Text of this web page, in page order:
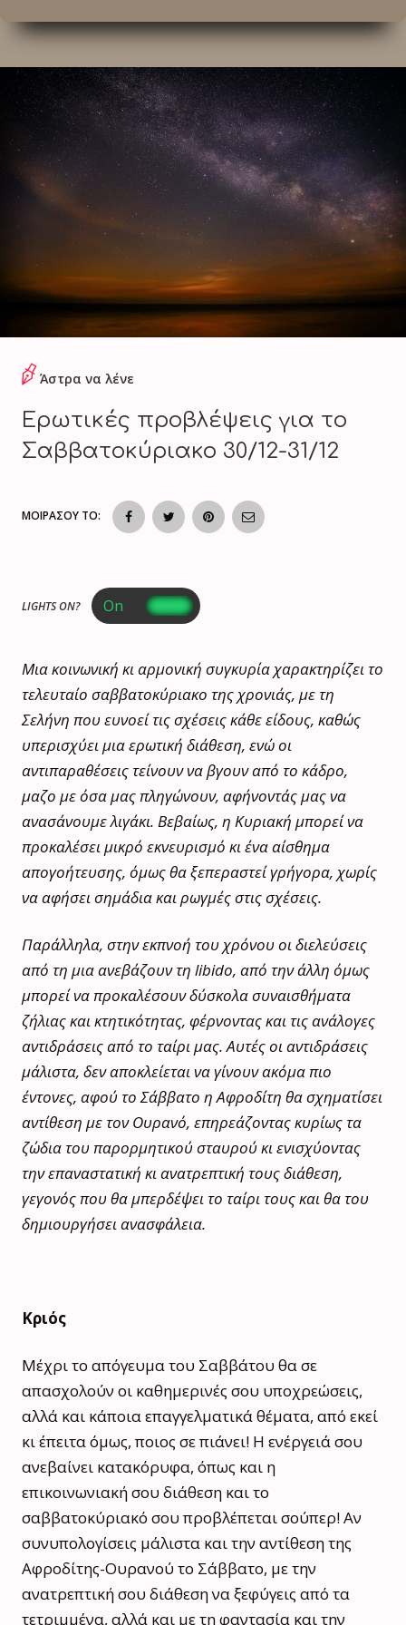
Άστρα να λένε
Ερωτικές προβλέψεις για το
Σαββατοκύριακο 30/12-31/12
ΜΟΙΡΑΣΟΥ ΤΟ:
LIGHTS ON?
Μια κοινωνική κι αρμονική συγκυρία χαρακτηρίζει το
τελευταίο σαββατοκύριακο της χρονιάς, με τη
Σελήνη που ευνοεί τις σχέσεις κάθε είδους, καθώς
υπερισχύει μια ερωτική διάθεση, ενώ οι
αντιπαραθέσεις τείνουν να βγουν από το κάδρο,
μαζο με όσα μας πληγώνουν, αφήνοντάς μας να
ανασάνουμε λιγάκι. Βεβαίως, η Κυριακή μπορεί να
προκαλέσει μικρό εκνευρισμό κι ένα αίσθημα
απογοήτευσης, όμως θα ξεπεραστεί γρήγορα, χωρίς
να αφήσει σημάδια και ρωγμές στις σχέσεις.
Παράλληλα, στην εκπνοή του χρόνου οι διελεύσεις
από τη μια ανεβάζουν τη libido, από την άλλη όμως
μπορεί να προκαλέσουν δύσκολα συναισθήματα
ζήλιας και κτητικότητας, φέρνοντας και τις ανάλογες
αντιδράσεις από το ταίρι μας. Αυτές οι αντιδράσεις
μάλιστα, δεν αποκλείεται να γίνουν ακόμα πιο
έντονες, αφού το Σάββατο η Αφροδίτη θα σχηματίσει
αντίθεση με τον Ουρανό, επηρεάζοντας κυρίως τα
ζώδια του παρορμητικού σταυρού κι ενισχύοντας
την επαναστατική κι ανατρεπτική τους διάθεση,
γεγονός που θα μπερδέψει το ταίρι τους και θα του
δημιουργήσει ανασφάλεια.
Κριός
Μέχρι το απόγευμα του Σαββάτου θα σε
απασχολούν οι καθημερινές σου υποχρεώσεις,
αλλά και κάποια επαγγελματικά θέματα, από εκεί
κι έπειτα όμως, ποιος σε πιάνει! Η ενέργειά σου
ανεβαίνει κατακόρυφα, όπως και η
επικοινωνιακή σου διάθεση και το
σαββατοκύριακό σου προβλέπεται σούπερ! Αν
συνυπολογίσεις μάλιστα και την αντίθεση της
Αφροδίτης-Ουρανού το Σάββατο, με την
ανατρεπτική σου διάθεση να ξεφύγεις από τα
τετριμμένα, αλλά και με τη φαντασία και την